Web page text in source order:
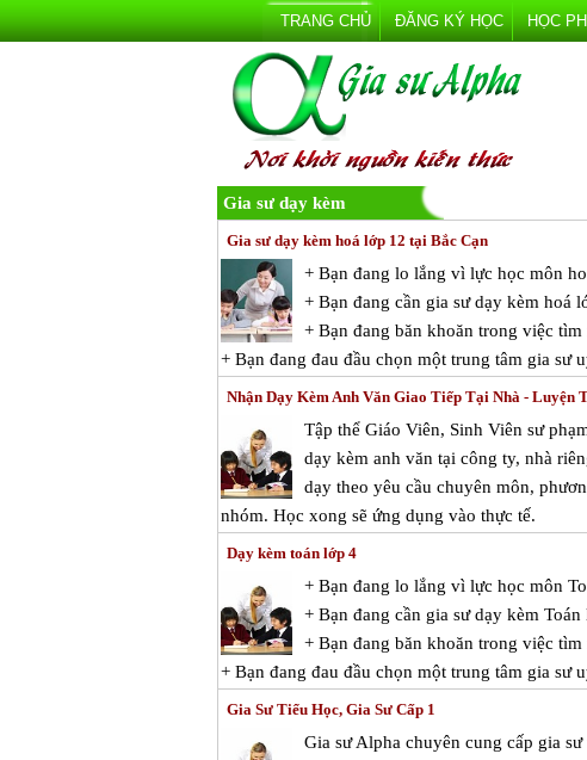
TRANG CHỦ ĐĂNG KÝ HỌC HỌC
Gia sư dạy kèm
Gia sư dạy kèm hoá lớp 12 tại Bắc Cạn
+ Bạn đang lo lắng vì lực học môn
+ Bạn đang cần gia sư dạy kèm hoá
+ Bạn đang băn khoăn trong việc
+ Bạn đang đau đầu chọn một trung tâm gia sư
Nhận Dạy Kèm Anh Văn Giao Tiếp Tại Nhà -
Tập thể Giáo Viên, Sinh Viên sư
dạy kèm anh văn tại công ty, nhà
dạy theo yêu cầu chuyên môn,
nhóm. Học xong sẽ ứng dụng vào thực tế.
Dạy kèm toán lớp 4
+ Bạn đang lo lắng vì lực học môn
+ Bạn đang cần gia sư dạy kèm
+ Bạn đang băn khoăn trong việc
+ Bạn đang đau đầu chọn một trung tâm gia sư
Gia Sư Tiểu Học, Gia Sư Cấp 1
Gia sư Alpha chuyên cung cấp gia